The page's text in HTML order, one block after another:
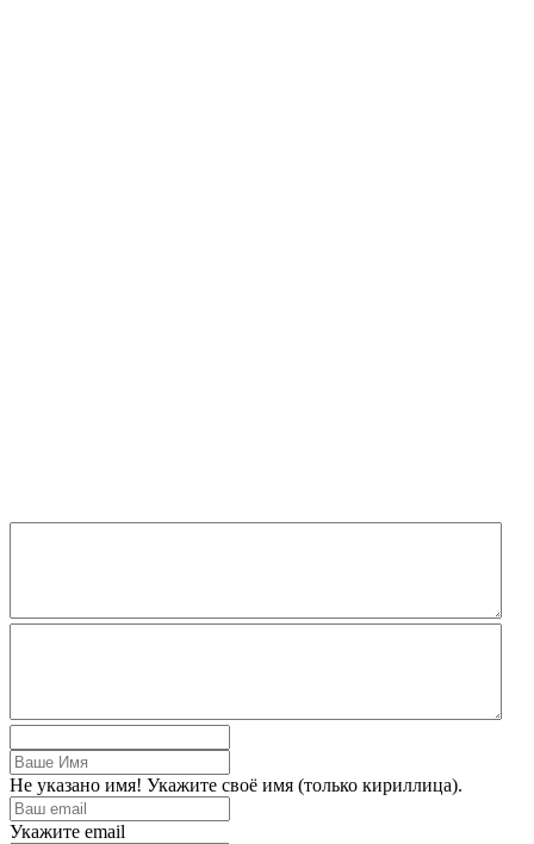
Не указано имя! Укажите своё имя (только кириллица).
Укажите email